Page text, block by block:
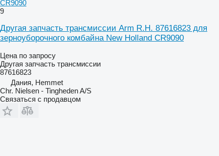
CR9090
9
Другая запчасть трансмиссии Arm R.H. 87616823 для
зерноуборочного комбайна New Holland CR9090
Цена по запросу
Другая запчасть трансмиссии
87616823
Дания, Hemmet
Chr. Nielsen - Tingheden A/S
Связаться с продавцом